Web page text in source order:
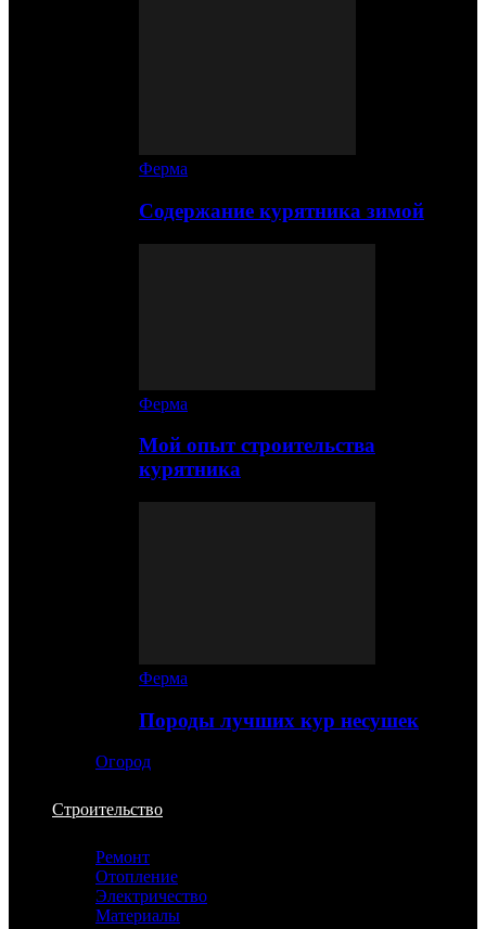
Ферма
Содержание курятника зимой
Ферма
Мой опыт строительства
курятника
Ферма
Породы лучших кур несушек
Огород
Строительство
Ремонт
Отопление
Электричество
Материалы